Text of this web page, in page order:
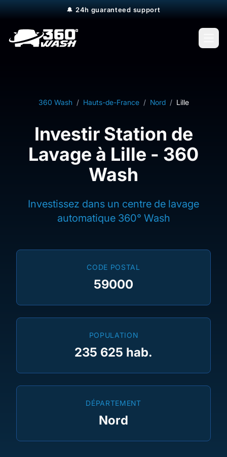
🔔 24h guaranteed support
360 Wash / Hauts-de-France / Nord / Lille
Investir Station de
Lavage à Lille - 360
Wash
Investissez dans un centre de lavage
automatique 360° Wash
CODE POSTAL
59000
POPULATION
235 625 hab.
DÉPARTEMENT
Nord